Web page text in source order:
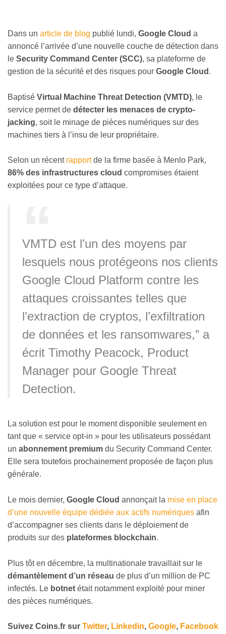
Dans un article de blog publié lundi, Google Cloud a
annoncé l’arrivée d’une nouvelle couche de détection dans
le Security Command Center (SCC), sa plateforme de
gestion de la sécurité et des risques pour Google Cloud .
Baptisé Virtual Machine Threat Detection (VMTD), le
service permet de détecter les menaces de crypto-
jacking, soit le minage de pièces numériques sur des
machines tiers à l’insu de leur propriétaire.
Selon un récent rapportde la firme basée à Menlo Park,
86% des infrastructures cloud compromises étaient
exploitées pour ce type d’attaque.
VMTD est l’un des moyens par
lesquels nous protégeons nos clients
Google Cloud Platform contre les
attaques croissantes telles que
l’extraction de cryptos, l’exfiltration
de données et les ransomwares,” a
écrit Timothy Peacock, Product
Manager pour Google Threat
Detection.
La solution est pour le moment disponible seulement en
tant que « service opt-in » pour les utilisateurs possédant
un abonnement premium du Security Command Center.
Elle sera toutefois prochainement proposée de façon plus
générale.
Le mois dernier, Google Cloud annonçait la mise en place
d’une nouvelle équipe dédiée aux actifs numériques afin
d’accompagner ses clients dans le déploiement de
produits sur des plateformes blockchain.
Plus tôt en décembre, la multinationale travaillait sur le
démantèlement d’un réseau de plus d’un million de PC
infectés. Le botnet était notamment exploité pour miner
des pièces numériques.
Suivez Coins.fr sur Twitter, Linkedin, Google, Facebook